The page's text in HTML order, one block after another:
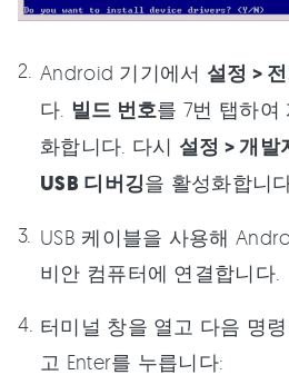
Android 기기에서 설정 >
다. 빌드 번호를 7번 탭하여
화합니다. 다시 설정 > 개발
USB 디버깅을 활성화합니
USB 케이블을 사용해
비안 컴퓨터에 연결합니다.
터미널 창을 열고 다음 명
고 Enter를 누릅니다: